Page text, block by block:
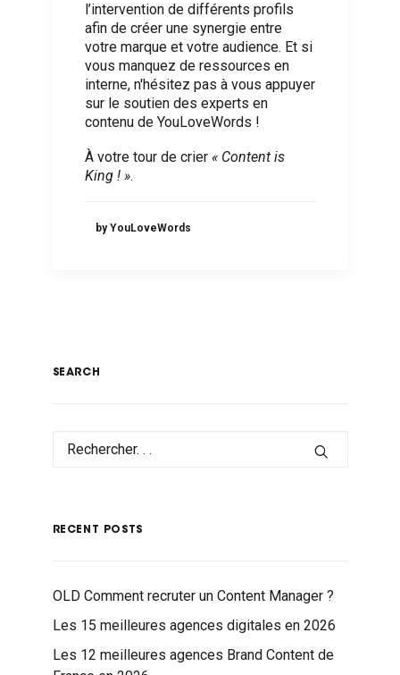
l’intervention de différents profils
afin de créer une synergie entre
votre marque et votre audience. Et si
vous manquez de ressources en
interne, n'hésitez pas à vous appuyer
sur le soutien des experts en
contenu de YouLoveWords !
À votre tour de crier « Content is
King ! ».
by YouLoveWords
SEARCH
RECENT POSTS
OLD Comment recruter un Content Manager ?
Les 15 meilleures agences digitales en 2026
Les 12 meilleures agences Brand Content de